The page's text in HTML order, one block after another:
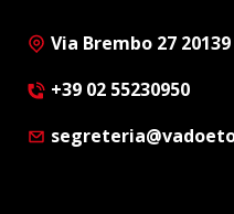
Via Brembo 27
+39 02 55230950